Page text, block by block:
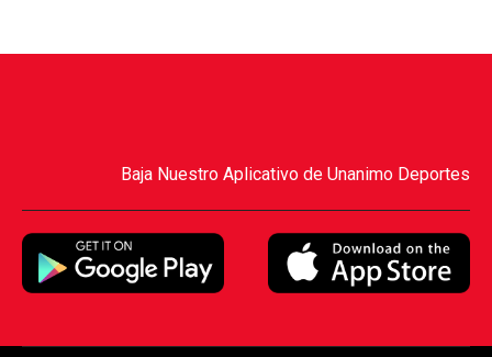
Baja Nuestro Aplicativo de Unanimo Deportes